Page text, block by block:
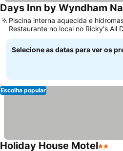
Days Inn by Wyndham
Piscina interna aquecida e
Restaurante no local no Ricky's All
Selecione as datas para ver os
Escolha popular
Holiday House Motel